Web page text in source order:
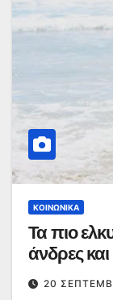
ΚΟΙΝΩΝΙΚΆ
Τα πιο
άνδρες και
20